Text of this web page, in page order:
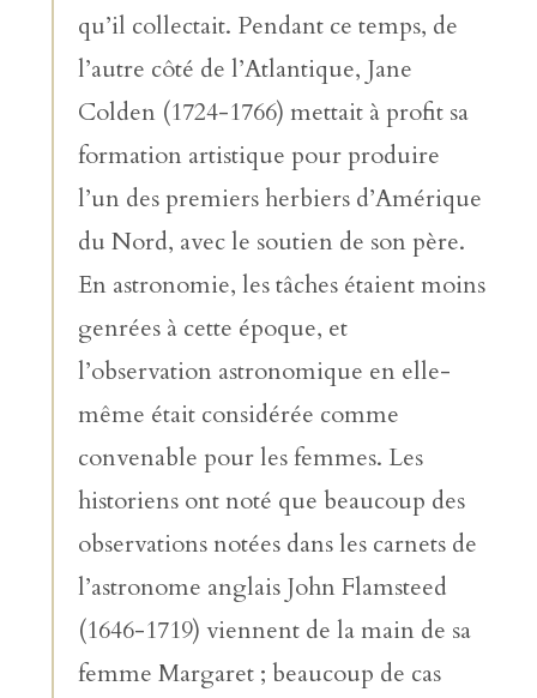
qu’il collectait. Pendant ce temps, de
l’autre côté de l’Atlantique, Jane
Colden (1724-1766) mettait à profit sa
formation artistique pour produire
l’un des premiers herbiers d’Amérique
du Nord, avec le soutien de son père.
En astronomie, les tâches étaient moins
genrées à cette époque, et
l’observation astronomique en elle-
même était considérée comme
convenable pour les femmes. Les
historiens ont noté que beaucoup des
observations notées dans les carnets de
l’astronome anglais John Flamsteed
(1646-1719) viennent de la main de sa
femme Margaret ; beaucoup de cas